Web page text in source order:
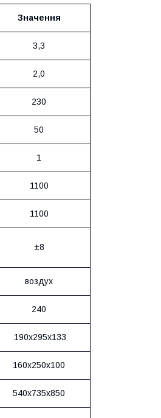
Значення
3,3
2,0
230
50
1
1100
1100
±8
воздух
240
190х295х133
160х250х100
540х735х850